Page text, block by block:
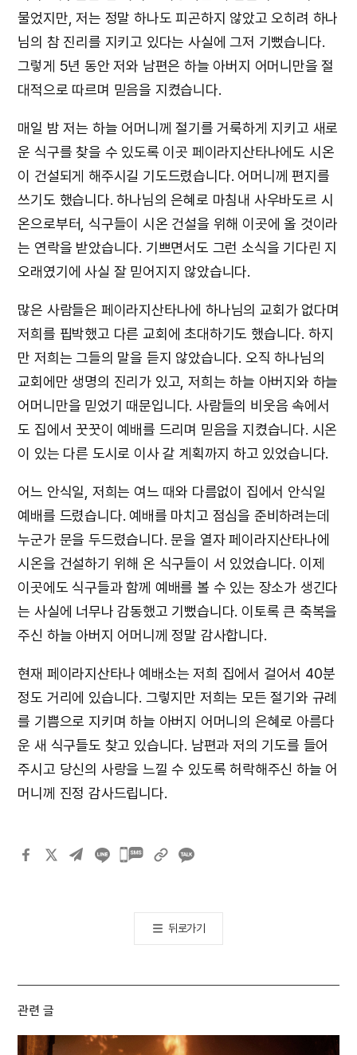
물었지만, 저는 정말 하나도 피곤하지 않았고 오히려 하나
님의 참 진리를 지키고 있다는 사실에 그저 기뻤습니다.
그렇게 5년 동안 저와 남편은 하늘 아버지 어머니만을 절
대적으로 따르며 믿음을 지켰습니다.
매일 밤 저는 하늘 어머니께 절기를 거룩하게 지키고 새로
운 식구를 찾을 수 있도록 이곳 페이라지산타나에도 시온
이 건설되게 해주시길 기도드렸습니다. 어머니께 편지를
쓰기도 했습니다. 하나님의 은혜로 마침내 사우바도르 시
온으로부터, 식구들이 시온 건설을 위해 이곳에 올 것이라
는 연락을 받았습니다. 기쁘면서도 그런 소식을 기다린 지
오래였기에 사실 잘 믿어지지 않았습니다.
많은 사람들은 페이라지산타나에 하나님의 교회가 없다며
저희를 핍박했고 다른 교회에 초대하기도 했습니다. 하지
만 저희는 그들의 말을 듣지 않았습니다. 오직 하나님의
교회에만 생명의 진리가 있고, 저희는 하늘 아버지와 하늘
어머니만을 믿었기 때문입니다. 사람들의 비웃음 속에서
도 집에서 꿋꿋이 예배를 드리며 믿음을 지켰습니다. 시온
이 있는 다른 도시로 이사 갈 계획까지 하고 있었습니다.
어느 안식일, 저희는 여느 때와 다름없이 집에서 안식일
예배를 드렸습니다. 예배를 마치고 점심을 준비하려는데
누군가 문을 두드렸습니다. 문을 열자 페이라지산타나에
시온을 건설하기 위해 온 식구들이 서 있었습니다. 이제
이곳에도 식구들과 함께 예배를 볼 수 있는 장소가 생긴다
는 사실에 너무나 감동했고 기뻤습니다. 이토록 큰 축복을
주신 하늘 아버지 어머니께 정말 감사합니다.
현재 페이라지산타나 예배소는 저희 집에서 걸어서 40분
정도 거리에 있습니다. 그렇지만 저희는 모든 절기와 규례
를 기쁨으로 지키며 하늘 아버지 어머니의 은혜로 아름다
운 새 식구들도 찾고 있습니다. 남편과 저의 기도를 들어
주시고 당신의 사랑을 느낄 수 있도록 허락해주신 하늘 어
머니께 진정 감사드립니다.
카카오톡
뒤로가기
관련 글